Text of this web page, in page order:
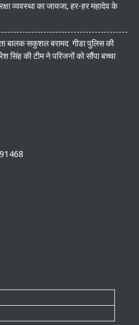
व्यवस्था का जायजा, हर-हर महादेव के
बालक सकुशल बरामद गीडा पुलिस की
सिंह की टीम ने परिजनों को सौंपा बच्चा